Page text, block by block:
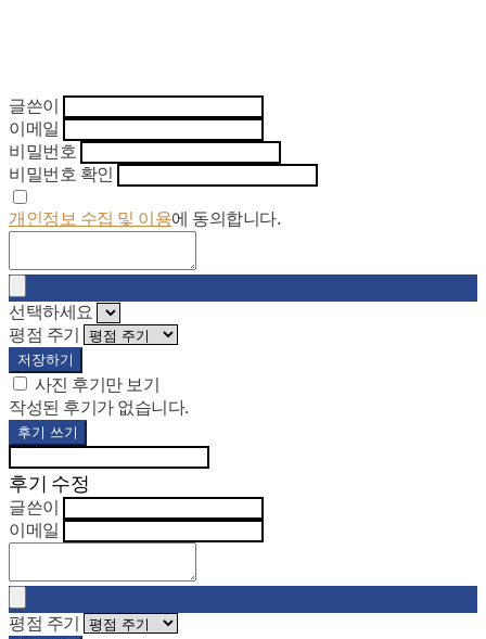
글쓴이
이메일
비밀번호
비밀번호 확인
개인정보 수집 및 이용에 동의합니다.
선택하세요
평점 주기
저장하기
사진 후기만 보기
작성된 후기가 없습니다.
후기 쓰기
후기 수정
글쓴이
이메일
평점 주기